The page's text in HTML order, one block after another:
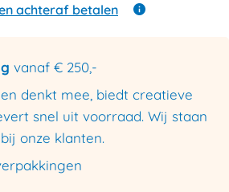
achteraf betalen
vanaf € 250,-
denkt mee, biedt creatieve
snel uit voorraad. Wij staan
onze klanten.